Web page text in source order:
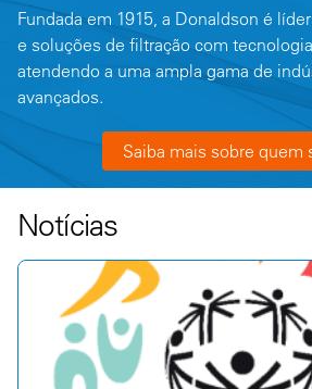
Fundada em 1915, a Donaldson é
e soluções de filtração com
atendendo a uma ampla gama de
avançados.
Saiba mais sobre quem
Notícias